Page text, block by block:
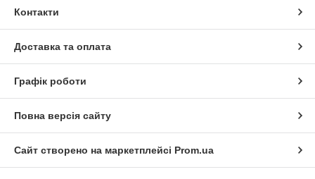
Контакти
Доставка та оплата
Графік роботи
Повна версія сайту
Сайт створено на маркетплейсі Prom.ua